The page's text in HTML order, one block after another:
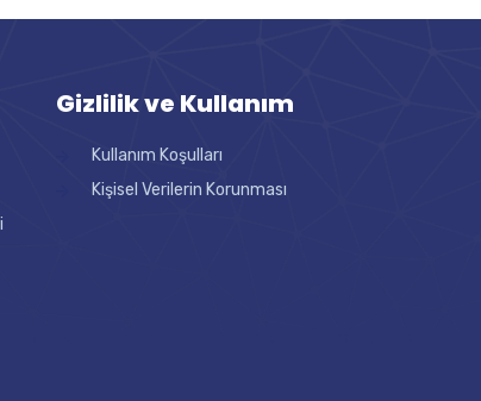
Gizlilik ve Kullanım
Kullanım Koşulları
Kişisel Verilerin Korunması